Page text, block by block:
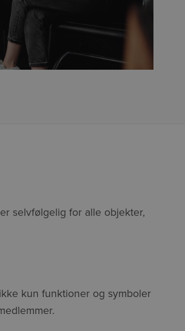
selvfølgelig for alle objekter,
kun funktioner og symboler